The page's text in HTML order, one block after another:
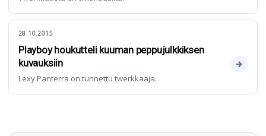
28.10.2015
Playboy houkutteli kuuman peppujulkkiksen
kuvauksiin
Lexy Panterra on tunnettu twerkkaaja.